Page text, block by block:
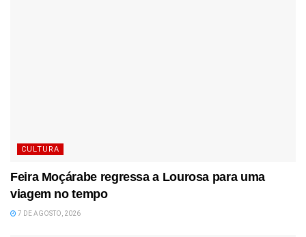
CULTURA
Feira Moçárabe regressa a Lourosa para uma
viagem no tempo
7 DE AGOSTO, 2026